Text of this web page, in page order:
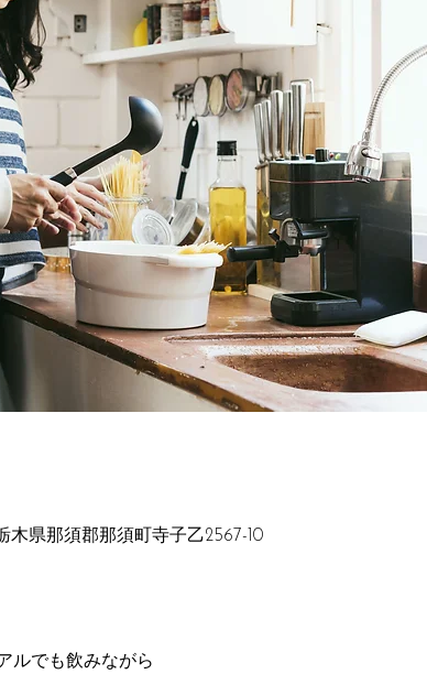
木県那須郡那須町寺子乙2567-10
ルでも飲みながら